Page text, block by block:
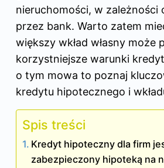
nieruchomości, w zależności
przez bank. Warto zatem
większy wkład własny może
korzystniejsze warunki
o tym mowa to poznaj
kredytu hipotecznego i
Spis treści
Kredyt hipoteczny dla firm
zabezpieczony hipoteką na